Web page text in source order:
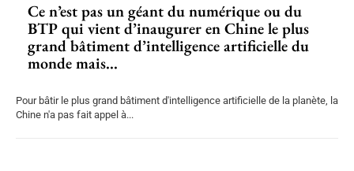
Ce n’est pas un géant du numérique ou du
BTP qui vient d’inaugurer en Chine le plus
grand bâtiment d’intelligence artificielle du
monde mais...
Pour bâtir le plus grand bâtiment d'intelligence artificielle de la planète, la
Chine n'a pas fait appel à...